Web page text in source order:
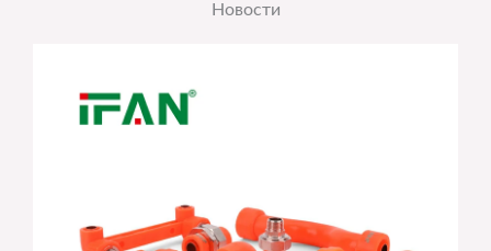
Новости